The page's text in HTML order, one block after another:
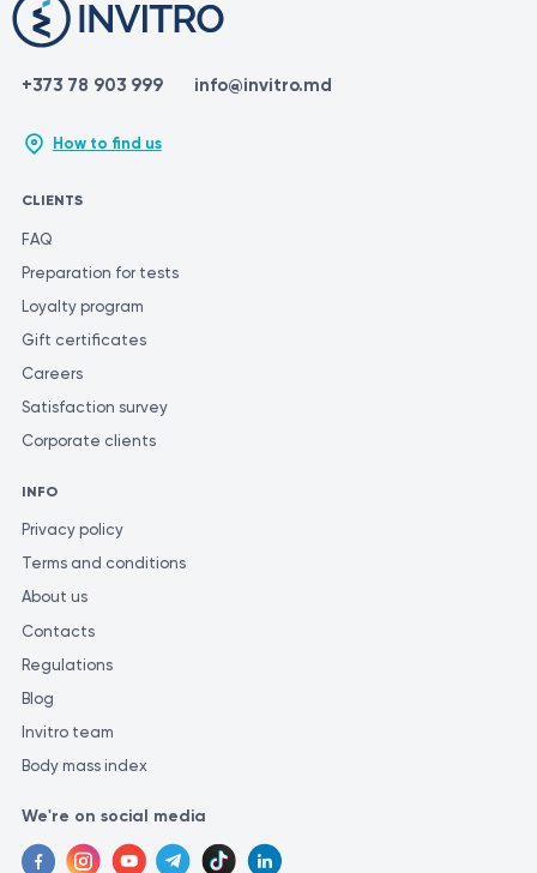
+373 78 903 999 info@invitro.md
How to find us
CLIENTS
FAQ
Preparation for tests
Loyalty program
Gift certificates
Careers
Satisfaction survey
Corporate clients
INFO
Privacy policy
Terms and conditions
About us
Contacts
Regulations
Blog
Invitro team
Body mass index
We're on social media